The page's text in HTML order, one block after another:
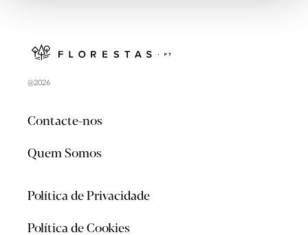
@2026
Contacte-nos
Quem Somos
Política de Privacidade
Política de Cookies